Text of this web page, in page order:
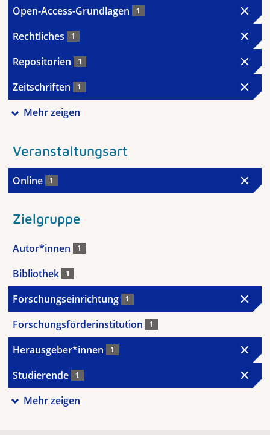
Open-Access-Grundlagen 1
Rechtliches 1
Repositorien 1
Zeitschriften 1
Mehr zeigen
Veranstaltungsart
Online 1
Zielgruppe
Autor*innen 1
Bibliothek 1
Forschungseinrichtung 1
Forschungsförderinstitution 1
Herausgeber*innen 1
Studierende 1
Mehr zeigen